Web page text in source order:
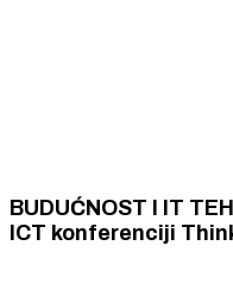
BUDUĆNOST I IT
ICT konferenciji